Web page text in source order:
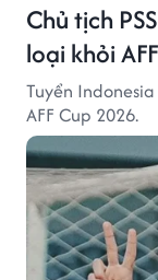
Chủ tịch
loại khỏi
Tuyển
AFF Cup 2026.